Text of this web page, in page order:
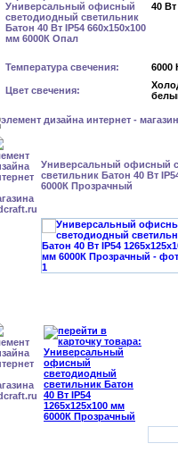
40 Вт
Температура свечения: 6000
Цвет свечения:
Универсальный офисный
светильник Батон 40 Вт
6000К Прозрачный